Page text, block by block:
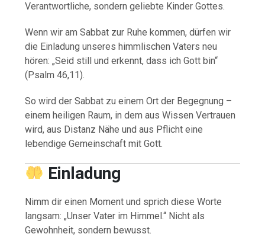
Verantwortliche, sondern geliebte Kinder Gottes.
Wenn wir am Sabbat zur Ruhe kommen, dürfen wir
die Einladung unseres himmlischen Vaters neu
hören: „Seid still und erkennt, dass ich Gott bin“
(Psalm 46,11).
So wird der Sabbat zu einem Ort der Begegnung –
einem heiligen Raum, in dem aus Wissen Vertrauen
wird, aus Distanz Nähe und aus Pflicht eine
lebendige Gemeinschaft mit Gott.
Einladung
Nimm dir einen Moment und sprich diese Worte
langsam: „Unser Vater im Himmel.“ Nicht als
Gewohnheit, sondern bewusst.